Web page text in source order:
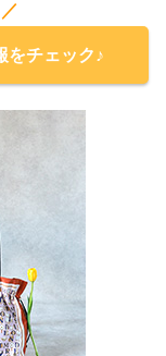
をチェック♪